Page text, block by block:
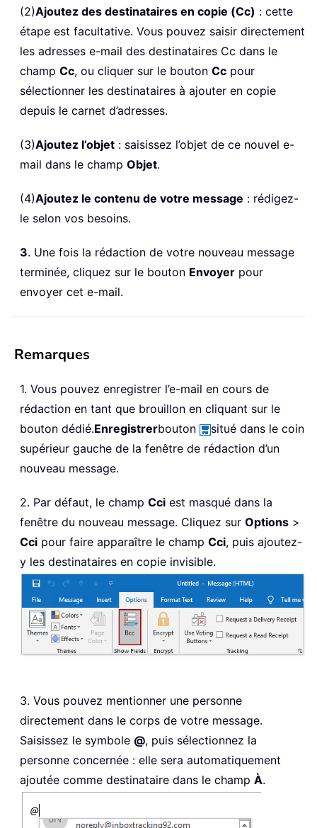
(2)Ajoutez des destinataires en copie (Cc) : cette
étape est facultative. Vous pouvez saisir directement
les adresses e-mail des destinataires Cc dans le
champ Cc, ou cliquer sur le bouton Cc pour
sélectionner les destinataires à ajouter en copie
depuis le carnet d’adresses.
(3)Ajoutez l’objet : saisissez l’objet de ce nouvel e-
mail dans le champ Objet.
(4)Ajoutez le contenu de votre message : rédigez-
le selon vos besoins.
3. Une fois la rédaction de votre nouveau message
terminée, cliquez sur le bouton Envoyer pour
envoyer cet e-mail.
Remarques
1. Vous pouvez enregistrer l’e-mail en cours de
rédaction en tant que brouillon en cliquant sur le
bouton dédié.Enregistrerbouton
situé dans le coin
supérieur gauche de la fenêtre de rédaction d’un
nouveau message.
2. Par défaut, le champ Cci est masqué dans la
fenêtre du nouveau message. Cliquez sur Options >
Cci pour faire apparaître le champ Cci, puis ajoutez-
y les destinataires en copie invisible.
3. Vous pouvez mentionner une personne
directement dans le corps de votre message.
Saisissez le symbole @, puis sélectionnez la
personne concernée : elle sera automatiquement
ajoutée comme destinataire dans le champ À.